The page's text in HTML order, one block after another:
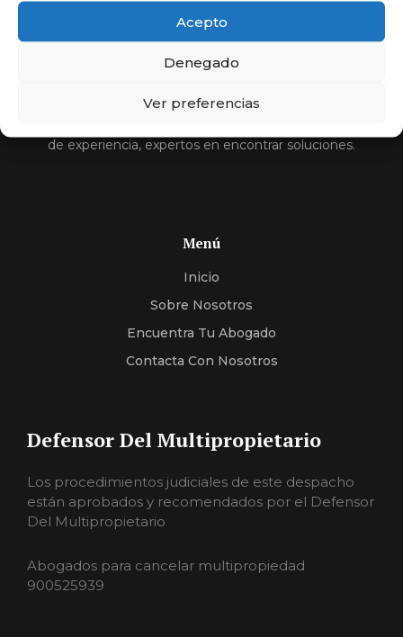
Acepto
Denegado
Ver preferencias
Abogados a
Porcentaje
Compara y elige al mejor abogado.
de experiencia, expertos en encontrar soluciones.
Menú
Inicio
Sobre Nosotros
Encuentra Tu Abogado
Contacta Con Nosotros
Defensor Del Multipropietario
Los procedimientos judiciales de este despacho
están aprobados y recomendados por el Defensor
Del Multipropietario
Abogados para cancelar multipropiedad
900525939